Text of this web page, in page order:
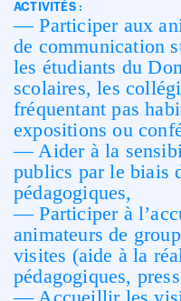
ACTIVITÉS :
— Participer aux
de communication
les étudiants du
scolaires, les
fréquentant pas
expositions ou
— Aider à la
publics par le biais
pédagogiques,
— Participer à
animateurs de
visites (aide à la
pédagogiques,